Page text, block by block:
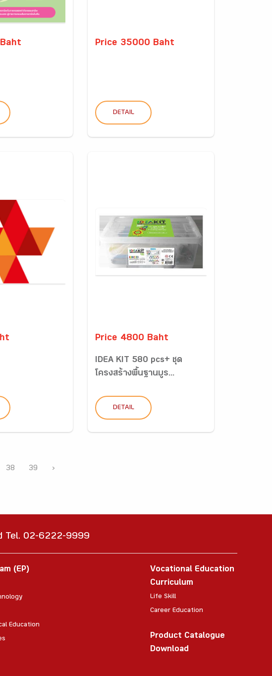
Price 35000 Baht
DETAIL
Price 4800 Baht
IDEA KIT 580 pcs+ ชุด
โครงสร้างพื้นฐานบูร...
DETAIL
38 39 ›
Tel. 02-6222-9999
(EP)
Education
Vocational Education
Curriculum
Life Skill
Career Education
Product Catalogue
Download